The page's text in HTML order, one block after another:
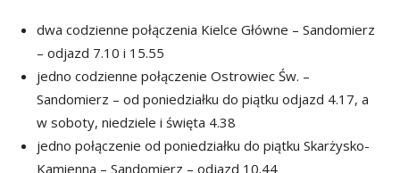
dwa codzienne połączenia Kielce Główne – Sandomierz
– odjazd 7.10 i 15.55
jedno codzienne połączenie Ostrowiec Św. –
Sandomierz – od poniedziałku do piątku odjazd 4.17, a
w soboty, niedziele i święta 4.38
jedno połączenie od poniedziałku do piątku Skarżysko-
Kamienna – Sandomierz – odjazd 10.44